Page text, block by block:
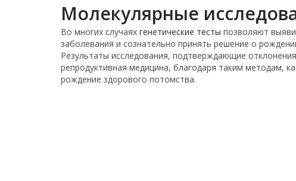
Молекулярные
Во многих случаях генетические тесты позволяют
заболевания и сознательно принять решение о
Результаты исследования, подтверждающие
репродуктивная медицина, благодаря таким методам,
рождение здорового потомства.